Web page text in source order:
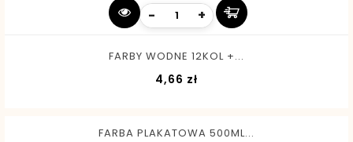
- +
FARBY WODNE 12KOL +...
4,66 złCena
FARBA PLAKATOWA 500ML...